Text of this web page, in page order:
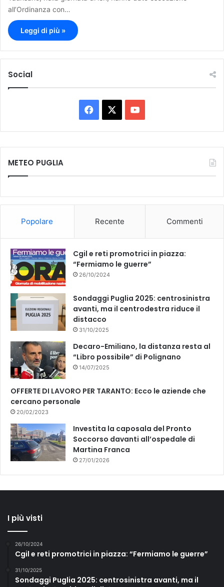
all’Ordinanza con…
Leggi di più »
Social
a
c
k
o
u
METEO PUGLIA
Popolare Recente Commenti
Cgil e reti promotrici in piazza:
“Fermiamo le guerre”
26/10/2024
Sondaggi Puglia 2025: centrosinistra
avanti, ma il centrodestra riduce il
distacco
31/10/2025
Decaro-Emiliano, la distanza resta al
“Libro possibile” di Polignano
14/07/2025
OFFERTE DI LAVORO PER TARANTO: Ecco le aziende che
cercano personale
20/02/2023
Investita la caposala del Pronto
Soccorso davanti all’ospedale di
Martina Franca
27/01/2026
I più visti
26/10/2024
Cgil e reti promotrici in piazza: “Fermiamo le guerre”
31/10/2025
Sondaggi Puglia 2025: centrosinistra avanti, ma il